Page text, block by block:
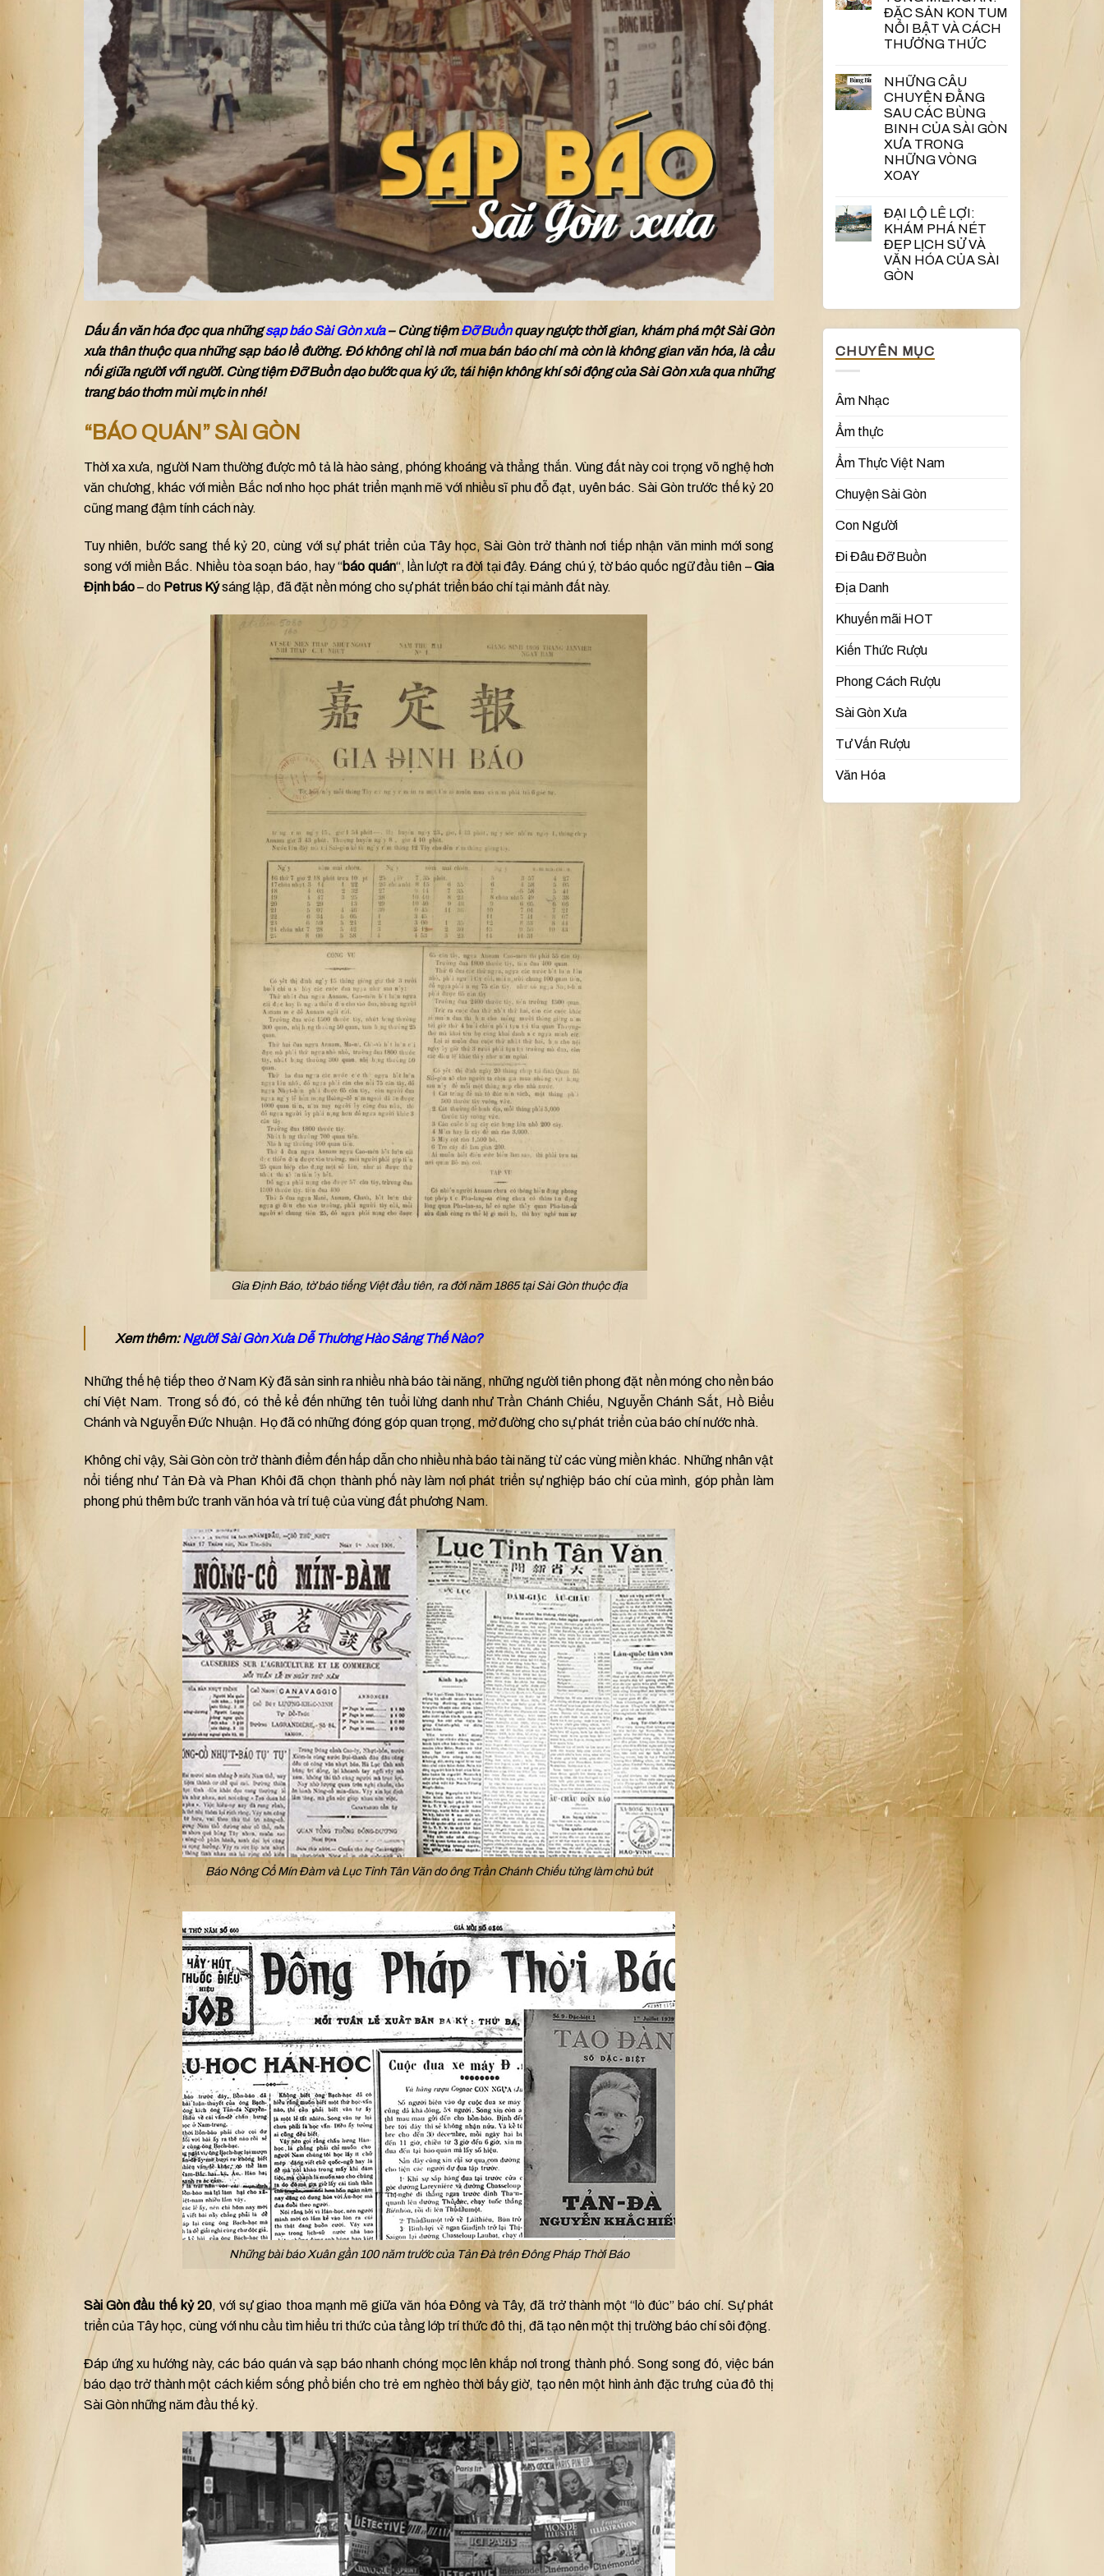
Dấu ấn văn hóa đọc qua nhữngsạp báo Sài Gòn xưa– Cùng tiệmĐỡ Buồnquay ngược thời gian, khám phá một Sài Gòn
xưa thân thuộc qua những sạp báo lề đường. Đó không chỉ là nơi mua bán báo chí mà còn là không gian văn hóa, là cầu
nối giữa người với người. Cùng tiệm Đỡ Buồn dạo bước qua ký ức, tái hiện không khí sôi động của Sài Gòn xưa qua những
trang báo thơm mùi mực in nhé!
“BÁO QUÁN” SÀI GÒN
Thời xa xưa, người Nam thường được mô tả là hào sảng, phóng khoáng và thẳng thắn. Vùng đất này coi trọng võ nghệ hơn
văn chương, khác với miền Bắc nơi nho học phát triển mạnh mẽ với nhiều sĩ phu đỗ đạt, uyên bác. Sài Gòn trước thế kỷ 20
cũng mang đậm tính cách này.
Tuy nhiên, bước sang thế kỷ 20, cùng với sự phát triển của Tây học, Sài Gòn trở thành nơi tiếp nhận văn minh mới song
song với miền Bắc. Nhiều tòa soạn báo, hay “báo quán“, lần lượt ra đời tại đây. Đáng chú ý, tờ báo quốc ngữ đầu tiên –Gia
Định báo– do Petrus Kýsáng lập, đã đặt nền móng cho sự phát triển báo chí tại mảnh đất này.
Gia Định Báo, tờ báo tiếng Việt đầu tiên, ra đời năm 1865 tại Sài Gòn thuộc địa
Xem thêm:Người Sài Gòn Xưa Dễ Thương Hào Sảng Thế Nào?
Những thế hệ tiếp theo ở Nam Kỳ đã sản sinh ra nhiều nhà báo tài năng, những người tiên phong đặt nền móng cho nền báo
chí Việt Nam. Trong số đó, có thể kể đến những tên tuổi lừng danh như Trần Chánh Chiếu, Nguyễn Chánh Sắt, Hồ Biểu
Chánh và Nguyễn Đức Nhuận. Họ đã có những đóng góp quan trọng, mở đường cho sự phát triển của báo chí nước nhà.
Không chỉ vậy, Sài Gòn còn trở thành điểm đến hấp dẫn cho nhiều nhà báo tài năng từ các vùng miền khác. Những nhân vật
nổi tiếng như Tản Đà và Phan Khôi đã chọn thành phố này làm nơi phát triển sự nghiệp báo chí của mình, góp phần làm
phong phú thêm bức tranh văn hóa và trí tuệ của vùng đất phương Nam.
Báo Nông Cổ Mín Đàm và Lục Tỉnh Tân Văn do ông Trần Chánh Chiếu từng làm chủ bút
Những bài báo Xuân gần 100 năm trước của Tản Đà trên Đông Pháp Thời Báo
Sài Gòn đầu thế kỷ 20, với sự giao thoa mạnh mẽ giữa văn hóa Đông và Tây, đã trở thành một “lò đúc” báo chí. Sự phát
triển của Tây học, cùng với nhu cầu tìm hiểu tri thức của tầng lớp trí thức đô thị, đã tạo nên một thị trường báo chí sôi động.
Đáp ứng xu hướng này, các báo quán và sạp báo nhanh chóng mọc lên khắp nơi trong thành phố. Song song đó, việc bán
báo dạo trở thành một cách kiếm sống phổ biến cho trẻ em nghèo thời bấy giờ, tạo nên một hình ảnh đặc trưng của đô thị
Sài Gòn những năm đầu thế kỷ.
ĐẶC SẢN KON TUM
NỔI BẬT VÀ CÁCH
THƯỞNG THỨC
NHỮNG CÂU
CHUYỆN ĐẰNG
SAU CÁC BÙNG
BINH CỦA SÀI GÒN
XƯA TRONG
NHỮNG VÒNG
XOAY
ĐẠI LỘ LÊ LỢI:
KHÁM PHÁ NÉT
ĐẸP LỊCH SỬ VÀ
VĂN HÓA CỦA SÀI
GÒN
CHUYÊN MỤC
Âm Nhạc
Ẩm thực
Ẩm Thực Việt Nam
Chuyện Sài Gòn
Con Người
Đi Đâu Đỡ Buồn
Địa Danh
Khuyến mãi HOT
Kiến Thức Rượu
Phong Cách Rượu
Sài Gòn Xưa
Tư Vấn Rượu
Văn Hóa